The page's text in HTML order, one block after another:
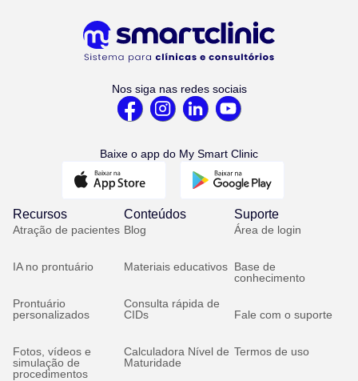
Nos siga nas redes sociais
Baixe o app do My Smart Clinic
Recursos
Atração de pacientes
IA no prontuário
Prontuário
personalizados
Fotos, vídeos e
simulação de
procedimentos
Conteúdos
Blog
Materiais educativos
Consulta rápida de
CIDs
Calculadora Nível de
Maturidade
Suporte
Área de login
Base de
conhecimento
Fale com o suporte
Termos de uso